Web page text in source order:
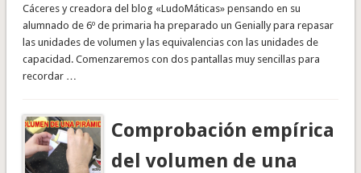
Cáceres y creadora del blog «LudoMáticas» pensando en su
alumnado de 6º de primaria ha preparado un Genially para repasar
las unidades de volumen y las equivalencias con las unidades de
capacidad. Comenzaremos con dos pantallas muy sencillas para
recordar …
Comprobación empírica
del volumen de una